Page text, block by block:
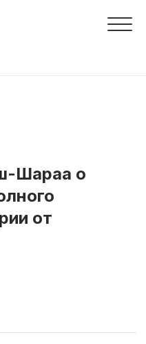
Шараа о
от